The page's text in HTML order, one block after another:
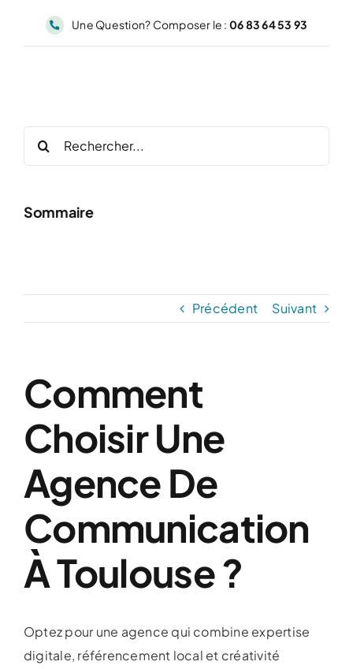
Une Question? Composer le : 06 83 64 53 93
Précédent Suivant
Comment
Choisir Une
Agence De
Communication
À Toulouse ?
Optez pour une agence qui combine expertise
digitale, référencement local et créativité
Rechercher:
Sommaire